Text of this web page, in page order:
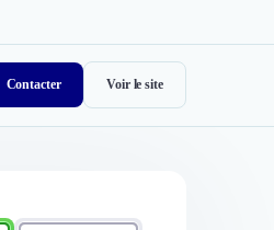
Contacter Voir le site